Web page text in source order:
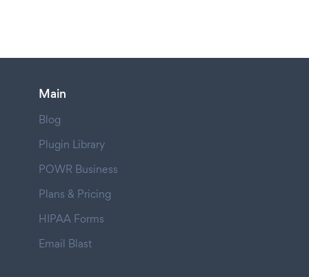
Main
Blog
Plugin Library
POWR Business
Plans & Pricing
HIPAA Forms
Email Blast